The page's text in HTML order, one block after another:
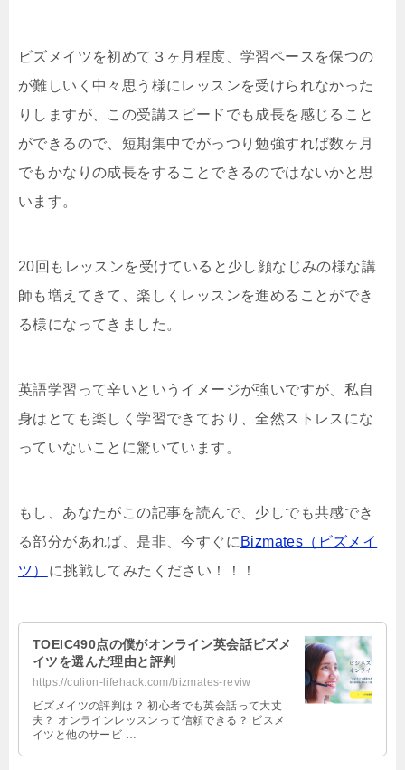
ビズメイツを初めて３ヶ月程度、学習ペースを保つの
が難しいく中々思う様にレッスンを受けられなかった
りしますが、この受講スピードでも成長を感じること
ができるので、短期集中でがっつり勉強すれば数ヶ月
でもかなりの成長をすることできるのではないかと思
います。
20回もレッスンを受けていると少し顔なじみの様な講
師も増えてきて、楽しくレッスンを進めることができ
る様になってきました。
英語学習って辛いというイメージが強いですが、私自
身はとても楽しく学習できており、全然ストレスにな
っていないことに驚いています。
もし、あなたがこの記事を読んで、少しでも共感でき
る部分があれば、是非、今すぐに Bizmates（ビズメイ
ツ）
に挑戦してみたください！！！
TOEIC490点の僕がオンライン英会話ビズメ
イツを選んだ理由と評判
https://culion-lifehack.com/bizmates-reviw
ビズメイツの評判は？ 初心者でも英会話って大丈
夫？ オンラインレッスンって信頼できる？ ビスメ
イツと他のサービ …